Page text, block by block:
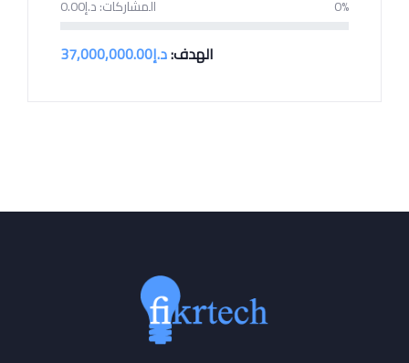
المشاركات:د.إ0.00 0%
الهدف:د.إ37,000,000.00